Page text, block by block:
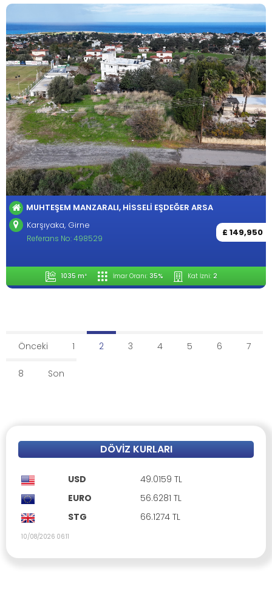
MUHTEŞEM MANZARALI, HISSELI EŞDEĞER ARSA
Karşıyaka, Girne
£ 149,950
Referans No: 498529
1035 m² İmar Oranı: 35% Kat İzni: 2
Önceki 1 2 3 4 5 6 7
8 Son
DÖVIZ KURLARI
USD
49.0159 TL
EURO
56.6281 TL
STG
66.1274 TL
10/08/2026 06:11